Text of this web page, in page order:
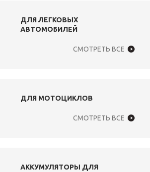
ДЛЯ ЛЕГКОВЫХ
АВТОМОБИЛЕЙ
СМОТРЕТЬ ВСЕ
ДЛЯ МОТОЦИКЛОВ
СМОТРЕТЬ ВСЕ
АККУМУЛЯТОРЫ ДЛЯ